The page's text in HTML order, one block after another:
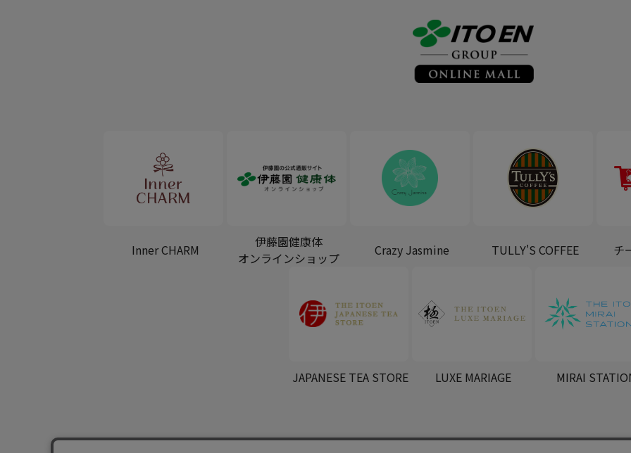
Inner CHARM
伊藤園健康体
オンラインショップ
Crazy Jasmine TULLY'S COFFEE チ
JAPANESE TEA STORE LUXE MARIAGE MIRAI